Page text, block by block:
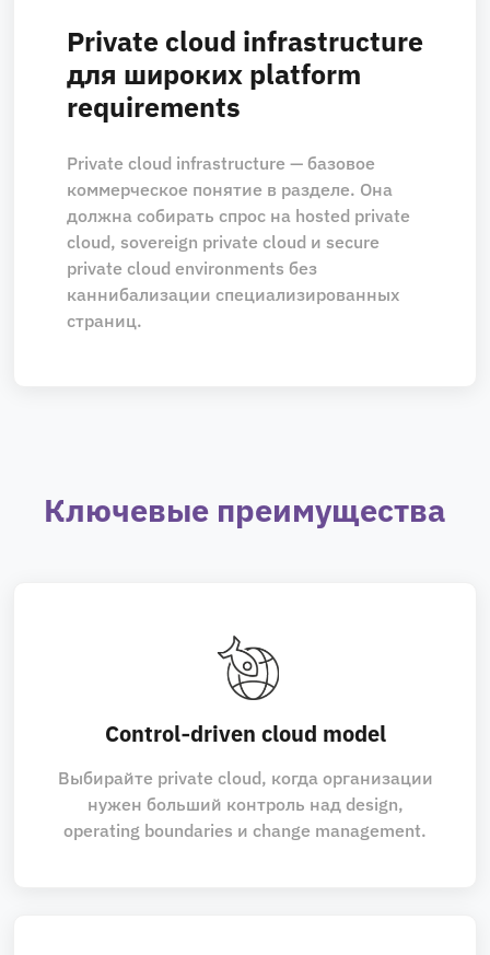
Private cloud infrastructure
для широких platform
requirements
Private cloud infrastructure — базовое
коммерческое понятие в разделе. Она
должна собирать спрос на hosted private
cloud, sovereign private cloud и secure
private cloud environments без
каннибализации специализированных
страниц.
Ключевые преимущества
Control‑driven cloud model
Выбирайте private cloud, когда организации
нужен больший контроль над design,
operating boundaries и change management.